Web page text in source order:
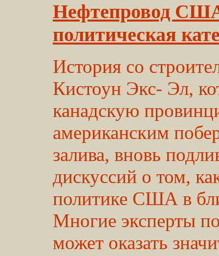
Нефтепровод
политическая
История со
Кистоун Экс- Эл,
канадскую
американским
залива, вновь
дискуссий о том,
политике США в
Многие эксперты
может оказать